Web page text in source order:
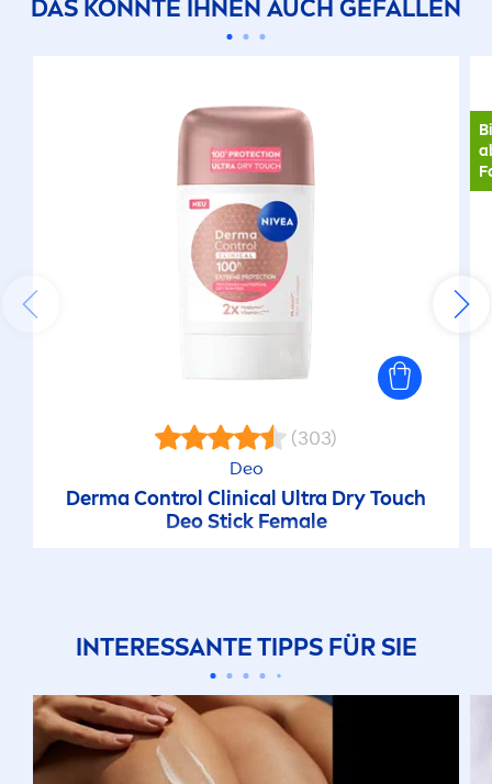
DAS KÖNNTE IHNEN AUCH GEFALLEN
(303)
Deo
Derma Control Clinical Ultra Dry Touch
Deo Stick Female
INTERESSANTE TIPPS FÜR SIE